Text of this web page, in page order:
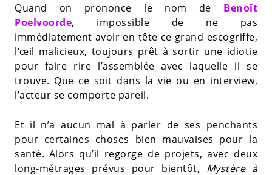
Quand on prononce le nom de Benoît
Poelvoorde, impossible de ne pas
immédiatement avoir en tête ce grand escogriffe,
l’œil malicieux, toujours prêt à sortir une idiotie
pour faire rire l’assemblée avec laquelle il se
trouve. Que ce soit dans la vie ou en interview,
l’acteur se comporte pareil.
Et il n’a aucun mal à parler de ses penchants
pour certaines choses bien mauvaises pour la
santé. Alors qu’il regorge de projets, avec deux
long-métrages prévus pour bientôt, Mystère à